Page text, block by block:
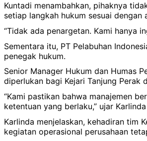
Kuntadi menambahkan, pihaknya
setiap langkah hukum sesuai dengan
“Tidak ada penargetan. Kami hanya
Sementara itu, PT Pelabuhan
penegak hukum.
Senior Manager Hukum dan Humas
diperlukan bagi Kejari Tanjung Perak
“Kami pastikan bahwa manajemen
ketentuan yang berlaku,” ujar
Karlinda menjelaskan, kehadiran tim
kegiatan operasional perusahaan